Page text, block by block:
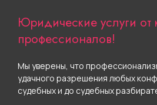
Юридические услуги
профессионалов!
Мы уверены, что
удачного разрешения любых
судебных и до судебных